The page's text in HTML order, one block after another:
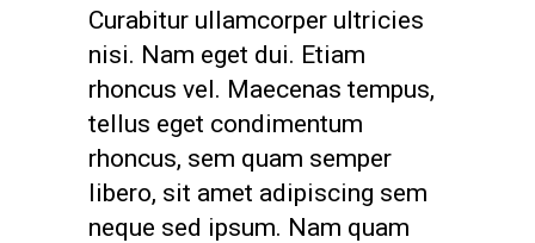
Curabitur ullamcorper ultricies
nisi. Nam eget dui. Etiam
rhoncus vel. Maecenas tempus,
tellus eget condimentum
rhoncus, sem quam semper
libero, sit amet adipiscing sem
neque sed ipsum. Nam quam